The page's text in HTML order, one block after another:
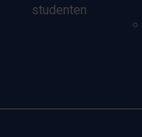
studenten